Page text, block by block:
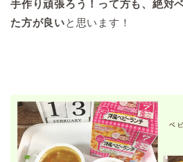
手作り頑張ろう！って方も、絶対
た方が良いと思います！